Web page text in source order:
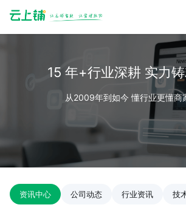
15 年+行业深耕 实力
从2009年到如今 懂行业更懂商
资讯中心 公司动态 行业资讯 技